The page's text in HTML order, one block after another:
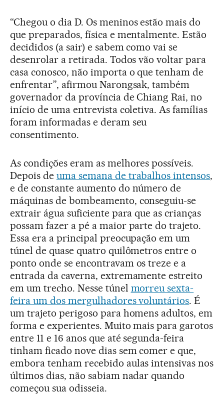
“Chegou o dia D. Os meninos estão mais do
que preparados, física e mentalmente. Estão
decididos (a sair) e sabem como vai se
desenrolar a retirada. Todos vão voltar para
casa conosco, não importa o que tenham de
enfrentar”, afirmou Narongsak, também
governador da província de Chiang Rai, no
início de uma entrevista coletiva. As famílias
foram informadas e deram seu
consentimento.
As condições eram as melhores possíveis.
Depois de uma semana de trabalhos intensos,
e de constante aumento do número de
máquinas de bombeamento, conseguiu-se
extrair água suficiente para que as crianças
possam fazer a pé a maior parte do trajeto.
Essa era a principal preocupação em um
túnel de quase quatro quilômetros entre o
ponto onde se encontravam os treze e a
entrada da caverna, extremamente estreito
em um trecho. Nesse túnel morreu sexta-
feira um dos mergulhadores voluntários. É
um trajeto perigoso para homens adultos, em
forma e experientes. Muito mais para garotos
entre 11 e 16 anos que até segunda-feira
tinham ficado nove dias sem comer e que,
embora tenham recebido aulas intensivas nos
últimos dias, não sabiam nadar quando
começou sua odisseia.